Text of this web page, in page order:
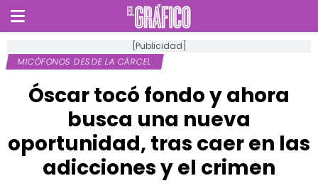
[Publicidad]
MICÓFONOS DESDE LA CÁRCEL
Óscar tocó fondo y ahora
busca una nueva
oportunidad, tras caer en las
adicciones y el crimen